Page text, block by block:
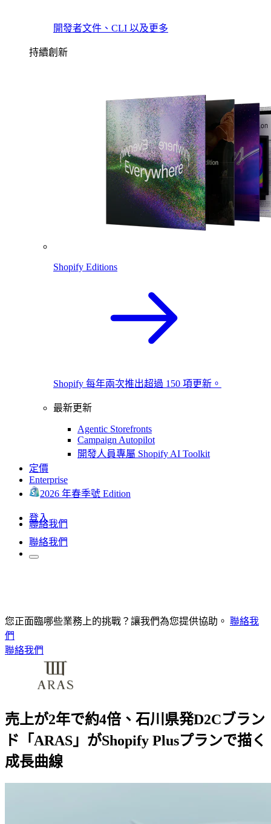
開發者文件、CLI 以及更多
持續創新
Shopify Editions
Shopify 每年兩次推出超過 150 項更新。
最新更新
Agentic Storefronts
Campaign Autopilot
開發人員專屬 Shopify AI Toolkit
定價
Enterprise
2026 年春季號 Edition
登入
聯絡我們
聯絡我們
您正面臨哪些業務上的挑戰？讓我們為您提供協助。 聯絡我
們
聯絡我們
売上が2年で約4倍、石川県発D2Cブラン
ド「ARAS」がShopify Plusプランで描く
成長曲線